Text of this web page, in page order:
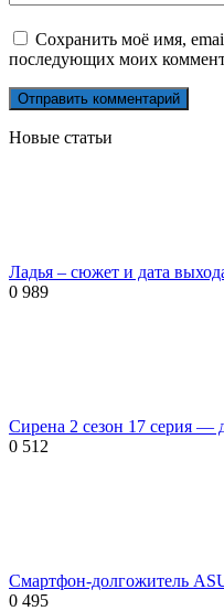
Сохранить моё имя,
последующих моих
Новые статьи
Ладья – сюжет и дата
0 989
Сирена 2 сезон 17 серия —
0 512
Смартфон-долгожитель
0 495